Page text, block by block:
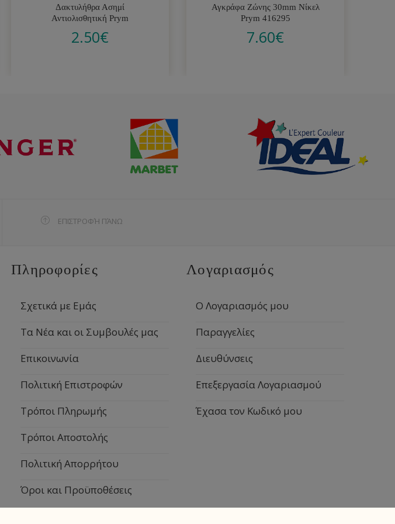
Δακτυλήθρα Ασημί
Αντιολισθητική Prym
2.50€
Αγκράφα Ζώνης 30mm Νίκελ
Prym 416295
7.60€
ΕΠΙΣΤΡΟΦΉ ΠΆΝΩ
Πληροφορίες
Σχετικά με Εμάς
Τα Νέα και οι Συμβουλές μας
Επικοινωνία
Πολιτική Επιστροφών
Τρόποι Πληρωμής
Τρόποι Αποστολής
Πολιτική Απορρήτου
Όροι και Προϋποθέσεις
Λογαριασμός
Ο Λογαριασμός μου
Παραγγελίες
Διευθύνσεις
Επεξεργασία Λογαριασμού
Έχασα τον Κωδικό μου